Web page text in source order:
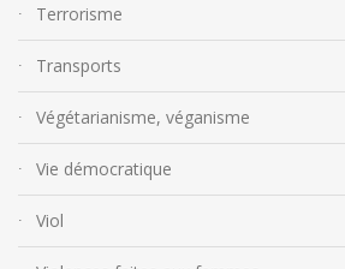
Terrorisme
Transports
Végétarianisme, véganisme
Vie démocratique
Viol